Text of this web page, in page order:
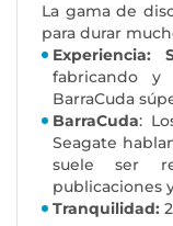
La gama de
para durar
Experiencia:
fabricando y
BarraCuda
BarraCuda:
Seagate
suele ser
publicaciones
Tranquilidad: